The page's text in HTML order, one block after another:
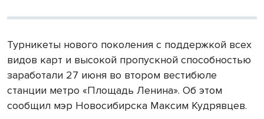
Турникеты нового поколения с поддержкой всех
видов карт и высокой пропускной способностью
заработали 27 июня во втором вестибюле
станции метро «Площадь Ленина». Об этом
сообщил мэр Новосибирска Максим Кудрявцев.